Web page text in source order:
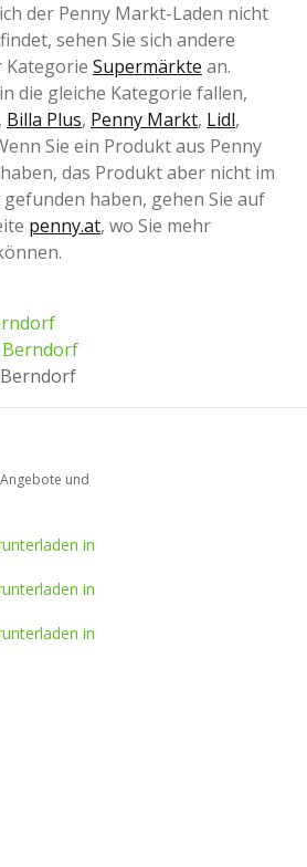
der Penny Markt-Laden nicht
sehen Sie sich andere
Kategorie Supermärkte an.
die gleiche Kategorie fallen,
, Billa Plus, Penny Markt, Lidl,
Sie ein Produkt aus Penny
das Produkt aber nicht im
haben, gehen Sie auf
penny.at, wo Sie mehr
und
in
in
in